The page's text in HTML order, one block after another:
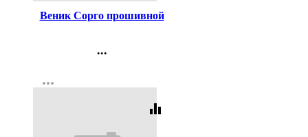
Веник Сорго прошивной
...
Регистрация
more_horiz
equalizer